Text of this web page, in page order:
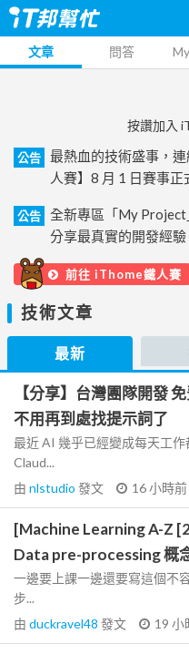
文章 問答
按讚加入
公告
最熱血的技術盛事，
人賽】8 月 1 日賽事正
公告
全新專區「My Project
分享最真實的開發經驗
前往 iThome鐵人賽
技術文章
最新
【分享】台灣團隊開發
不用再到處找提示詞了
最近 AI 幾乎已經變成每天工
Claud...
由 nlstudio 發文 16 小時前
[Machine Learning A-Z
Data pre-processing 概
一邊要上課一邊還要寫這個不
步...
由 duckravel48 發文 19 小